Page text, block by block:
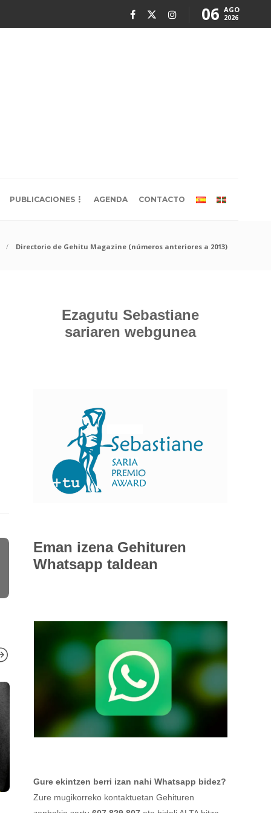
06 AGO
2026
PUBLICACIONES AGENDA CONTACTO
Directorio de Gehitu Magazine (números anteriores a 2013)
GEHITU MAGAZINE
Ezagutu Sebastiane
sariaren webgunea
Eman izena Gehituren
Whatsapp taldean
Gure ekintzen berri izan nahi Whatsapp bidez?
Zure mugikorreko kontaktuetan Gehituren